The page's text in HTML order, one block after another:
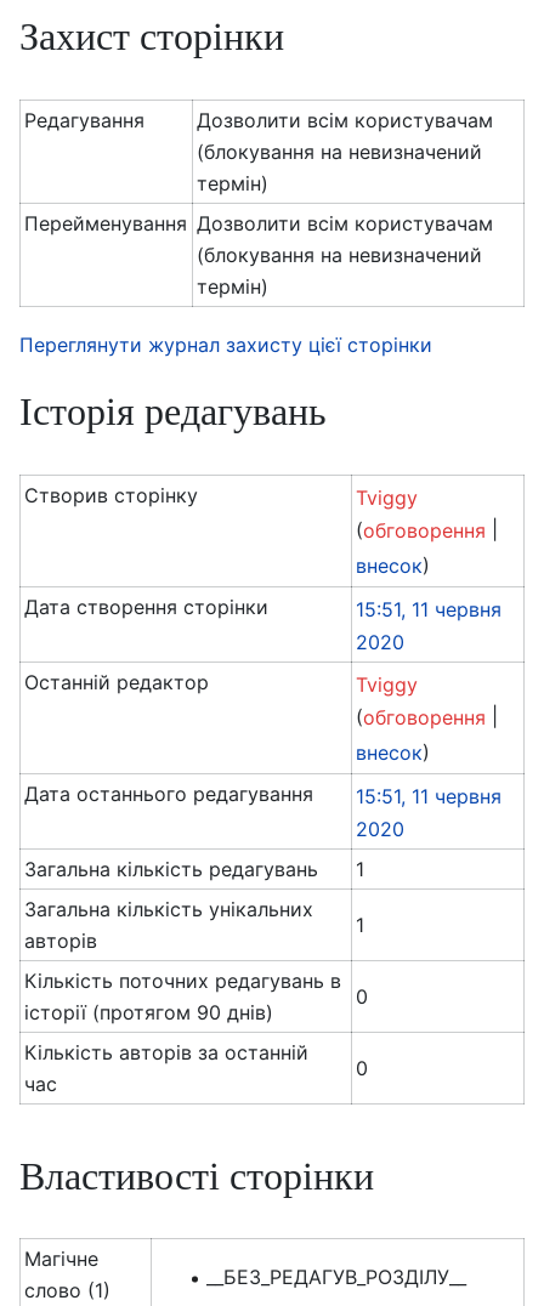
Захист сторінки
Редагування
Дозволити всім користувачам
(блокування на невизначений
термін)
Перейменування Дозволити всім користувачам
(блокування на невизначений
термін)
Переглянути журнал захисту цієї сторінки
Історія редагувань
Створив сторінку
Tviggy
(обговорення
внесок)
Дата створення сторінки
15:51, 11 червня
2020
Останній редактор
Tviggy
(обговорення
внесок)
Дата останнього редагування
15:51, 11 червня
2020
Загальна кількість редагувань
1
Загальна кількість унікальних
авторів
1
Кількість поточних редагувань в
історії (протягом 90 днів)
0
Кількість авторів за останній
час
0
Властивості сторінки
Магічне
слово (1)
__БЕЗ_РЕДАГУВ_РОЗДІЛУ__